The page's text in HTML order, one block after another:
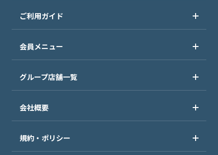
ご利用ガイド
会員メニュー
グループ店舗一覧
会社概要
規約・ポリシー